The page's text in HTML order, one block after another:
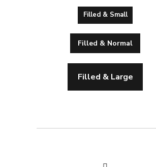
Filled & Small
Filled & Normal
Filled & Large